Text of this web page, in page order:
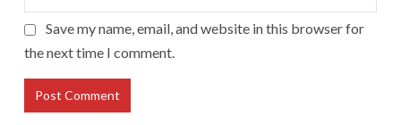
Save my name, email, and website in this browser for
the next time I comment.